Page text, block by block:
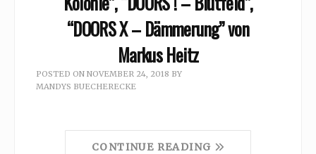
“DOORS X – Dämmerung” von
Markus Heitz
POSTED ON NOVEMBER 24, 2018 BY
MANDYS BUECHERECKE
CONTINUE READING